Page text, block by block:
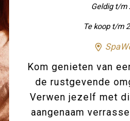
Geldig t/m
Te koop t/m
Kom genieten van
de rustgevende
Verwen jezelf met
aangenaam